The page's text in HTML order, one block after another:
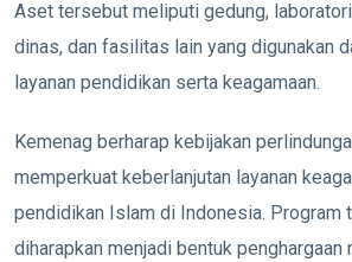
Aset tersebut meliputi gedung,
dinas, dan fasilitas lain yang digunakan
layanan pendidikan serta keagamaan.
Kemenag berharap kebijakan
memperkuat keberlanjutan layanan
pendidikan Islam di Indonesia. Program
diharapkan menjadi bentuk penghargaan